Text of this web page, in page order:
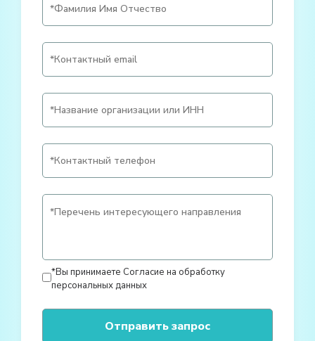
*Вы принимаете Согласие на обработку
персональных данных